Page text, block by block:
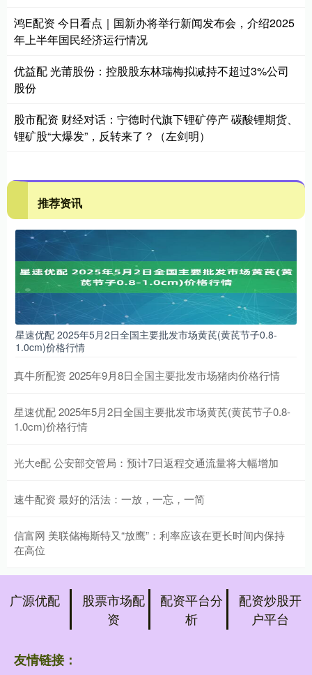
鸿E配资 今日看点｜国新办将举行新闻发布会，介绍2025
年上半年国民经济运行情况
优益配 光莆股份：控股股东林瑞梅拟减持不超过3%公司
股份
股市配资 财经对话：宁德时代旗下锂矿停产 碳酸锂期货、
锂矿股“大爆发”，反转来了？（左剑明）
推荐资讯
星速优配 2025年5月2日全国主要批发市场黄芪(黄芪节子0.8-
1.0cm)价格行情
真牛所配资 2025年9月8日全国主要批发市场猪肉价格行情
星速优配 2025年5月2日全国主要批发市场黄芪(黄芪节子0.8-
1.0cm)价格行情
光大e配 公安部交管局：预计7日返程交通流量将大幅增加
速牛配资 最好的活法：一放，一忘，一简
信富网 美联储梅斯特又“放鹰”：利率应该在更长时间内保持
在高位
广源优配
股票市场配
资
配资平台分
析
配资炒股开
户平台
友情链接：